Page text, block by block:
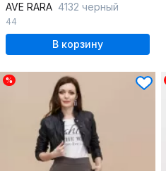
AVE RARA 4132 черный
44
В корзину
%